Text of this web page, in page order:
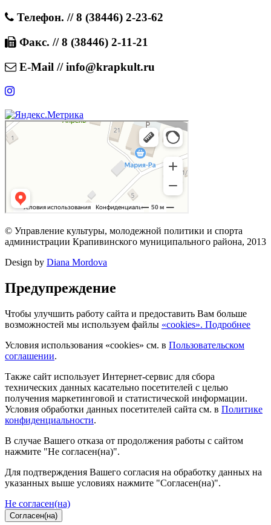
Телефон. // 8 (38446) 2-23-62
Факс. // 8 (38446) 2-11-21
E-Mail // info@krapkult.ru
© Управление культуры, молодежной политики и спорта
администрации Крапивинского муниципального района, 2013
Design by Diana Mordova
Предупреждение
Чтобы улучшить работу сайта и предоставить Вам больше
возможностей мы используем файлы «cookies». Подробнее
Условия использования «cookies» см. в Пользовательском
соглашении.
Также сайт использует Интернет-сервис для сбора
технических данных касательно посетителей с целью
получения маркетинговой и статистической информации.
Условия обработки данных посетителей сайта см. в Политике
конфиденциальности.
В случае Вашего отказа от продолжения работы с сайтом
нажмите "Не согласен(на)".
Для подтверждения Вашего согласия на обработку данных на
указанных выше условиях нажмите "Согласен(на)".
Не согласен(на)